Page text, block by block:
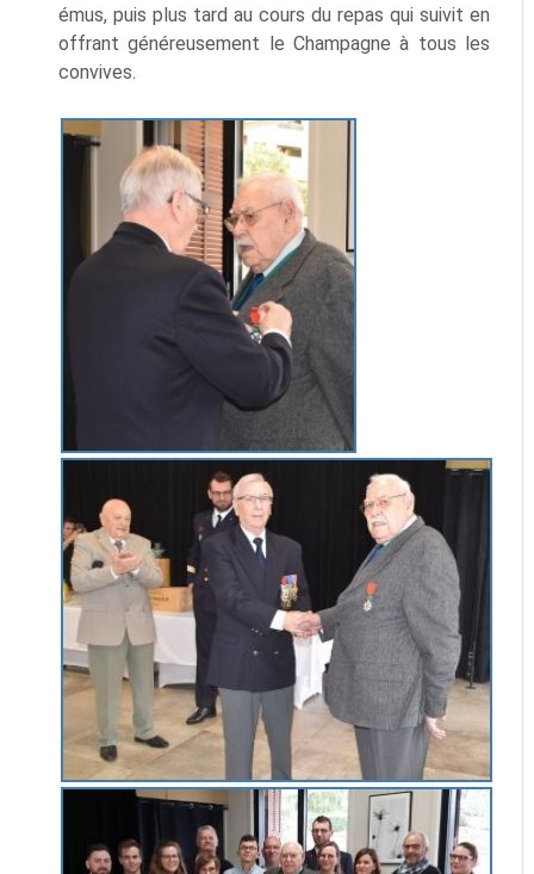
émus, puis plus tard au cours du repas qui suivit en
offrant généreusement le Champagne à tous les
convives.